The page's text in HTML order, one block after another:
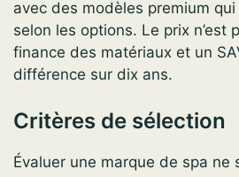
avec des modèles premium
selon les options. Le prix n’est
finance des matériaux et un
différence sur dix ans.
Critères de sélection
Évaluer une marque de spa ne